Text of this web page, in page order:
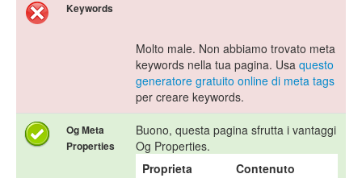
Keywords
Molto male. Non abbiamo trovato meta
keywords nella tua pagina. Usa questo
generatore gratuito online di meta tags
per creare keywords.
Og Meta
Properties
Buono, questa pagina sfrutta i vantaggi
Og Properties.
Proprieta
Contenuto